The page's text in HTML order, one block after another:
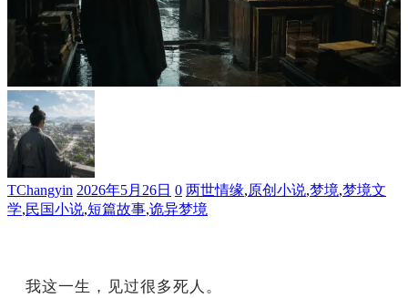
TChangyin 2026年5月26日 0 两世情缘,原创小说,梦境,梦境文
学,民国小说,短篇故事,诡异梦境
我这一生，见过很多死人。